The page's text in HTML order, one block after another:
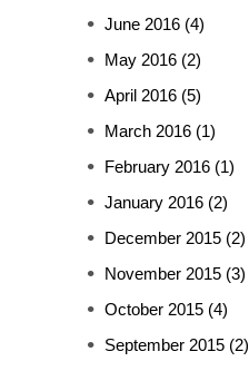
June 2016 (4)
May 2016 (2)
April 2016 (5)
March 2016 (1)
February 2016 (1)
January 2016 (2)
December 2015 (2)
November 2015 (3)
October 2015 (4)
September 2015 (2)